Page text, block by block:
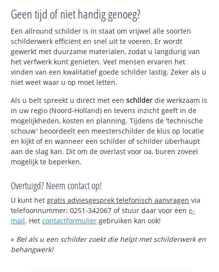
Geen tijd of niet handig genoeg?
Een allround schilder is in staat om vrijwel alle soorten
schilderwerk efficiënt en snel uit te voeren. Er wordt
gewerkt met duurzame materialen, zodat u langdurig van
het verfwerk kunt genieten. Veel mensen ervaren het
vinden van een kwalitatief goede schilder lastig. Zeker als u
niet weet waar u op moet letten.
Als u belt spreekt u direct met eenschilder die werkzaam is
in uw regio (Noord-Holland) en tevens inzicht geeft in de
mogelijkheden, kosten en planning. Tijdens de 'technische
schouw' beoordeelt een meesterschilder de klus op locatie
en kijkt of en wanneer een schilder of schilder überhaupt
aan de slag kan. Dit om de overlast voor oa. buren zoveel
mogelijk te beperken.
Overtuigd? Neem contact op!
U kunt hetgratis adviesgesprek telefonisch aanvragen via
telefoonnummer: 0251-342067 of stuur daar voor eene-
mail. Hetcontactformulier gebruiken kan ook!
» Bel als u een schilder zoekt die helpt met schilderwerk en
behangwerk!